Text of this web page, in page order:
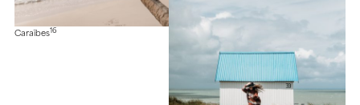
Caraïbes16